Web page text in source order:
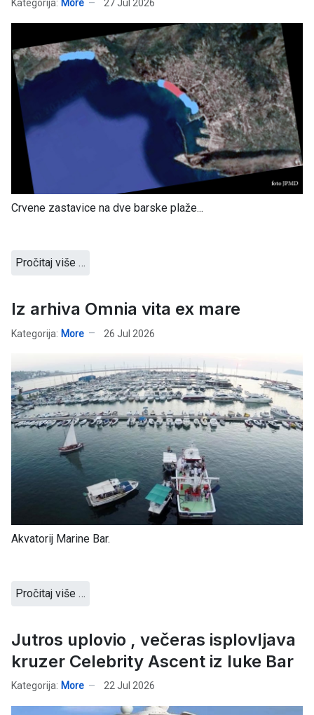
Kategorija: More 27 Jul 2026
Crvene zastavice na dve barske plaže...
Pročitaj više …
Iz arhiva Omnia vita ex mare
Kategorija: More 26 Jul 2026
Akvatorij Marine Bar.
Pročitaj više …
Jutros uplovio , večeras isplovljava
kruzer Celebrity Ascent iz luke Bar
Kategorija: More 22 Jul 2026